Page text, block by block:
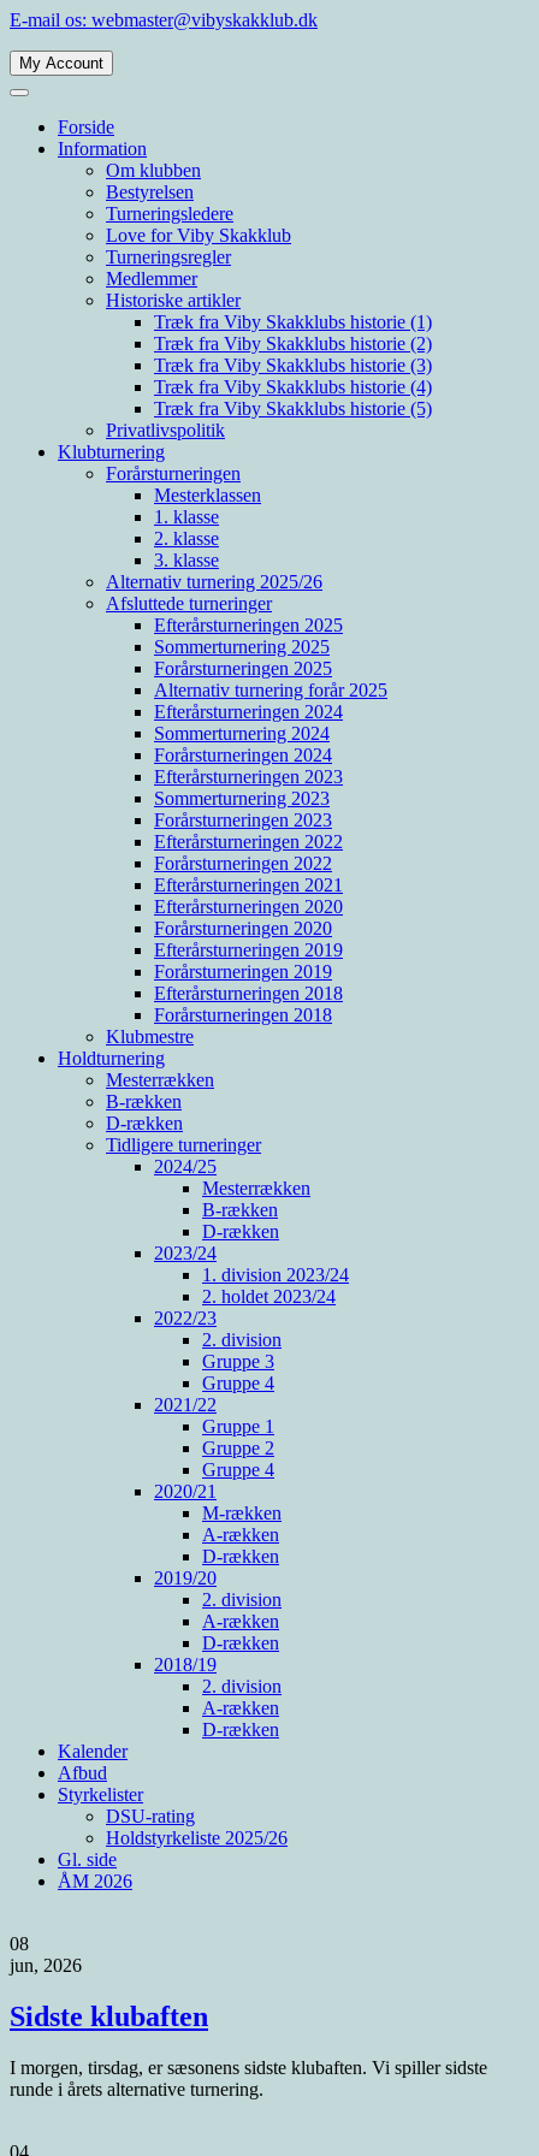
Spring
indhold
E-mail os: webmaster@vibyskakklub.dk
Viby Skakklub
Velkommen til Viby Skakklubs hjemmeside. Viby Skakklub er en af
Århus' og Danmarks største skakklubber med spillere i alle styrkelag.
My Account
Forside
Information
Om klubben
Bestyrelsen
Turneringsledere
Love for Viby Skakklub
Turneringsregler
Medlemmer
Historiske artikler
Træk fra Viby Skakklubs historie (1)
Træk fra Viby Skakklubs historie (2)
Træk fra Viby Skakklubs historie (3)
Træk fra Viby Skakklubs historie (4)
Træk fra Viby Skakklubs historie (5)
Privatlivspolitik
Klubturnering
Forårsturneringen
Mesterklassen
1. klasse
2. klasse
3. klasse
Alternativ turnering 2025/26
Afsluttede turneringer
Efterårsturneringen 2025
Sommerturnering 2025
Forårsturneringen 2025
Alternativ turnering forår 2025
Efterårsturneringen 2024
Sommerturnering 2024
Forårsturneringen 2024
Efterårsturneringen 2023
Sommerturnering 2023
Forårsturneringen 2023
Efterårsturneringen 2022
Forårsturneringen 2022
Efterårsturneringen 2021
Efterårsturneringen 2020
Forårsturneringen 2020
Efterårsturneringen 2019
Forårsturneringen 2019
Efterårsturneringen 2018
Forårsturneringen 2018
Klubmestre
Holdturnering
Mesterrækken
B-rækken
D-rækken
Tidligere turneringer
2024/25
Mesterrækken
B-rækken
D-rækken
2023/24
1. division 2023/24
2. holdet 2023/24
2022/23
2. division
Gruppe 3
Gruppe 4
2021/22
Gruppe 1
Gruppe 2
Gruppe 4
2020/21
M-rækken
A-rækken
D-rækken
2019/20
2. division
A-rækken
D-rækken
2018/19
2. division
A-rækken
D-rækken
Kalender
Afbud
Styrkelister
DSU-rating
Holdstyrkeliste 2025/26
Gl. side
ÅM 2026
08
jun, 2026
Sidste klubaften
I morgen, tirsdag, er sæsonens sidste klubaften. Vi spiller sidste
runde i årets alternative turnering.
04